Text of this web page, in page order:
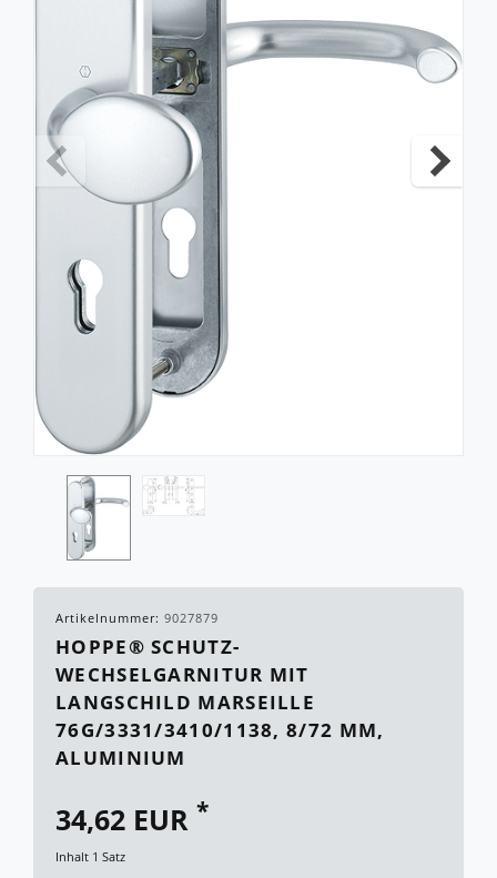
Artikelnummer: 9027879
HOPPE® SCHUTZ-
WECHSELGARNITUR MIT
LANGSCHILD MARSEILLE
76G/3331/3410/1138, 8/72 MM,
ALUMINIUM
34,62 EUR *
Inhalt 1 Satz